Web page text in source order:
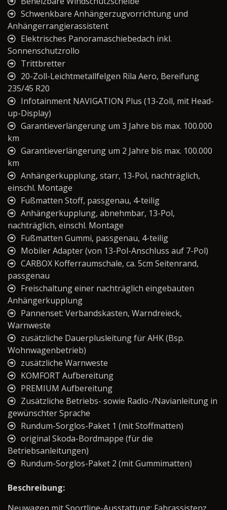
Schwenkbare Anhängerzugvorrichtung und
Anhängerrangierassistent
Elektrisches Panoramaschiebedach inkl.
Sonnenschutzrollo
Trittbretter
20-Zoll-Leichtmetallfelgen Rila Aero, Bereifung
235/45 R20
Infotainment NAVIGATION Plus (13-Zoll, mit Head-
up-Display)
Garantieverlängerung um 3 Jahre bis max. 100.000
km
Garantieverlängerung um 2 Jahre bis max. 100.000
km
Anhängerkupplung, starr, 13-Pol, nachträglich,
einschl. Montage
Fußmatten Stoff, passgenau, 4-teilig
Anhängerkupplung, abnehmbar, 13-Pol,
nachträglich, einschl. Montage
Fußmatten Gummi, passgenau, 4-teilig
Mobiler Adapter (von 13-Pol-Anschluss auf 7-Pol)
CARBOX Kofferraumschale, ca. 5cm Seitenrand,
passgenau
Freischaltung einer nachträglich eingebauten
Anhängerkupplung
Pannenset: Verbandskasten, Warndreieck,
Warnweste
zusätzliche Dauerplusleitung für AHK (Bsp.
Wohnwagenbetrieb)
zusätzliche Warnweste
KOMFORT Aufbereitung
PREMIUM Aufbereitung
Zusätzliche Betriebs- sowie Radio-/Navianleitung in
gewünschter Sprache
Rundum-Sorglos-Paket 1 (mit Stoffmatten)
original Skoda-Bordmappe (für die
Betriebsanleitungen)
Rundum-Sorglos-Paket 2 (mit Gummimatten)
Beschreibung:
Neuwagen mit Sportline-Ausstattung: Fahrassistenz